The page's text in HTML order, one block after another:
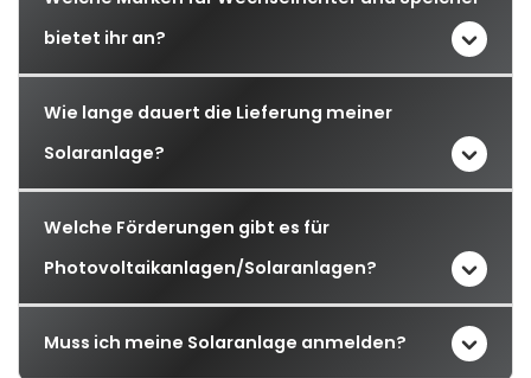
bietet ihr an?
Wie lange dauert die Lieferung meiner
Solaranlage?
Welche Förderungen gibt es für
Photovoltaikanlagen/Solaranlagen?
Muss ich meine Solaranlage anmelden?